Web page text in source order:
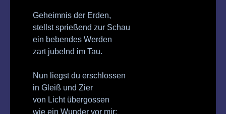
Geheimnis der Erden,
stellst sprießend zur Schau
ein bebendes Werden
zart jubelnd im Tau.
Nun liegst du erschlossen
in Gleiß und Zier
von Licht übergossen
wie ein Wunder vor mir: